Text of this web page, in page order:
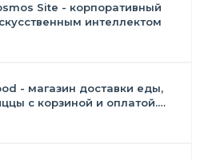
Site - корпоративный
интеллектом
- магазин доставки еды,
с корзиной и оплатой.